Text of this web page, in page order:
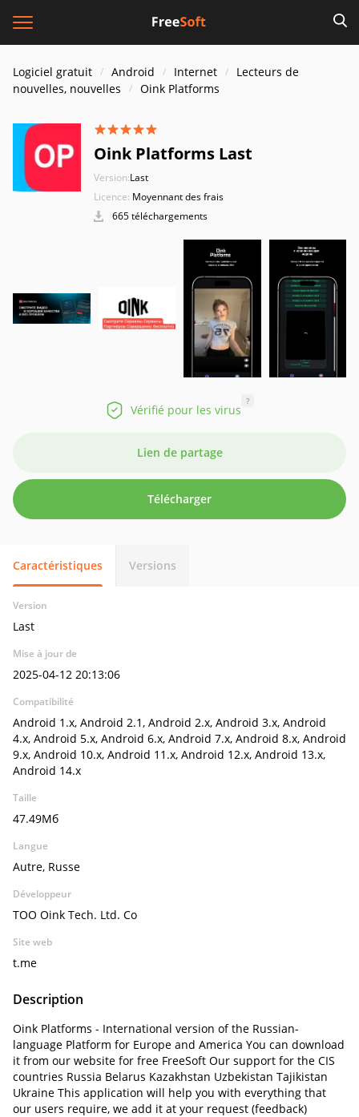
Logiciel gratuit Android Internet
Lecteurs de
nouvelles, nouvelles
Oink Platforms
Oink Platforms Last
Version:Last
Licence: Moyennant des frais
665 téléchargements
Vérifié pour les virus
?
Lien de partage
Télécharger
Caractéristiques Versions
Version
Last
Mise à jour de
2025-04-12 20:13:06
Compatibilité
Android 1.x, Android 2.1, Android 2.x, Android 3.x, Android
4.x, Android 5.x, Android 6.x, Android 7.x, Android 8.x, Android
9.x, Android 10.x, Android 11.x, Android 12.x, Android 13.x,
Android 14.x
Taille
47.49Мб
Langue
Autre, Russe
Développeur
TOO Oink Tech. Ltd. Co
Site web
t.me
Description
Oink Platforms - International version of the Russian-
language Platform for Europe and America You can download
it from our website for free FreeSoft Our support for the CIS
countries Russia Belarus Kazakhstan Uzbekistan Tajikistan
Ukraine This application will help you with everything that
our users require, we add it at your request (feedback)